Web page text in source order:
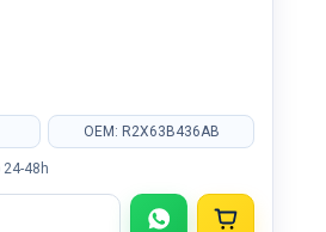
OEM: R2X63B436AB
24-48h